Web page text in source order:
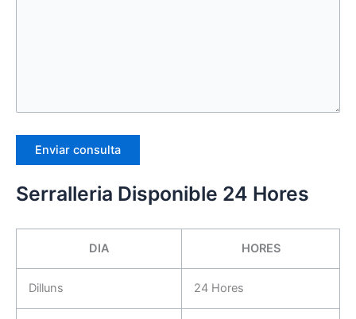
Serralleria Disponible 24 Hores
DIA HORES
Dilluns 24 Hores